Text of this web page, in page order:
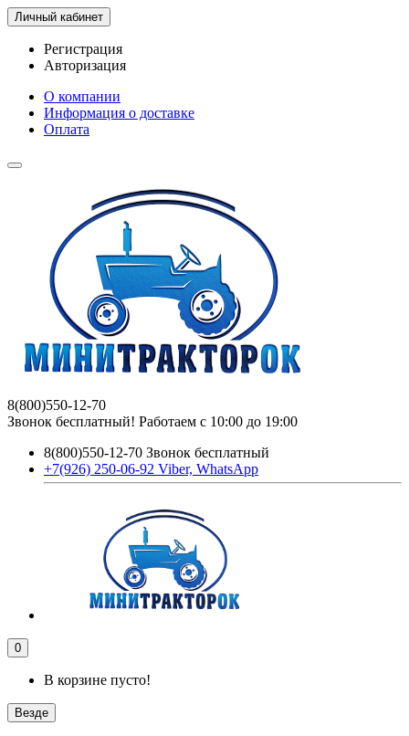
Личный кабинет
Регистрация
Авторизация
О компании
Информация о доставке
Оплата
8(800)550-12-70
Звонок бесплатный! Работаем с 10:00 до 19:00
8(800)550-12-70 Звонок бесплатный
+7(926) 250-06-92 Viber, WhatsApp
0
В корзине пусто!
Везде